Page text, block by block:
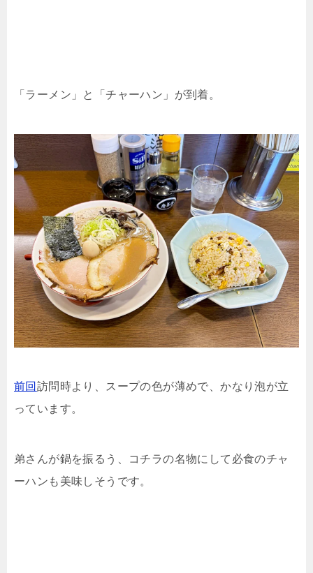
「ラーメン」と「チャーハン」が到着。
前回 訪問時より、スープの色が薄めで、かなり泡が立
っています。
弟さんが鍋を振るう、コチラの名物にして必食のチャ
ーハンも美味しそうです。